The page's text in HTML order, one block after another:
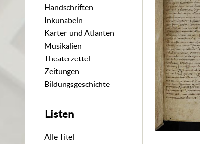
Handschriften
Inkunabeln
Karten und Atlanten
Musikalien
Theaterzettel
Zeitungen
Bildungsgeschichte
Listen
Alle Titel